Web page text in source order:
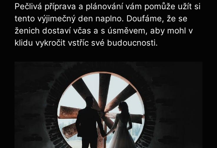
Pečlivá příprava a plánování vám pomůže užít si
tento výjimečný den naplno. Doufáme, že se
ženich dostaví včas a s úsměvem, aby mohl v
klidu vykročit vstříc své budoucnosti.